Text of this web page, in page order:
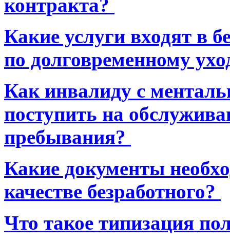
контракта?
Какие услуги входят в
по долговременному
Как инвалиду с
поступить на
пребывания?
Какие документы
качестве безработного?
Что такое типизация